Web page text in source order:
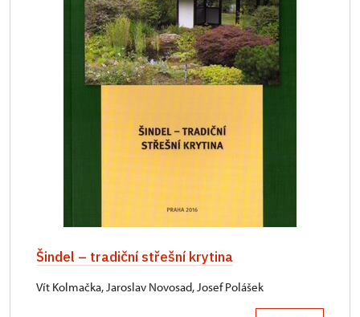
Šindel – tradiční střešní krytina
Vít Kolmačka, Jaroslav Novosad, Josef Polášek